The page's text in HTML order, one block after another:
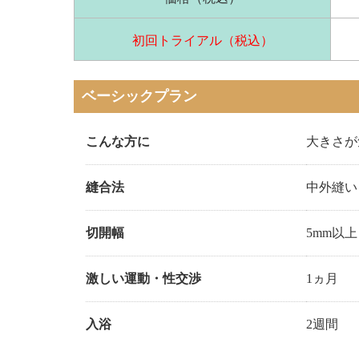
初回トライアル（税込）
ベーシックプラン
こんな方に 大きさ
縫合法 中外縫い
切開幅 5mm以上
激しい運動 ・性交渉 1ヵ月
入浴 2週間